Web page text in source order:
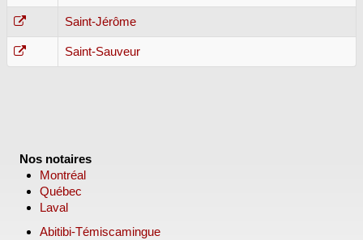
Saint-Jérôme
Saint-Sauveur
Nos notaires
Montréal
Québec
Laval
Abitibi-Témiscamingue